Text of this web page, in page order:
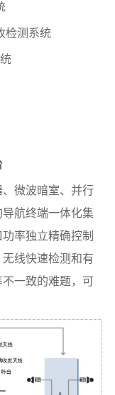
检测系统
微波暗室、并行
航终端一体化集
率独立精确控制
线快速检测和有
一致的难题，可